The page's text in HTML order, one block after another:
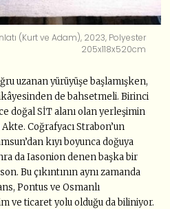
(Kurt ve Adam), 2023, Polyester
205x118x520cm
uzanan yürüyüşe başlamışken,
de bahsetmeli. Birinci
doğal SİT alanı olan yerleşimin
Coğrafyacı Strabon’un
kıyı boyunca doğuya
da Iasonion denen başka bir
Bu çıkıntının aynı zamanda
Pontus ve Osmanlı
ve ticaret yolu olduğu da biliniyor.